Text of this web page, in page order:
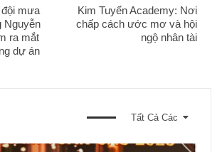
mưa
Nguyễn
ra mắt
dự án
Kim Tuyến Academy: Nơi
chấp cách ước mơ và hội
ngộ nhân tài
Tất Cả Các